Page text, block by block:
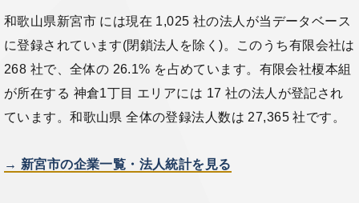
和歌山県新宮市 には現在 1,025 社の法人が当データベース
に登録されています(閉鎖法人を除く)。このうち有限会社は
268 社で、全体の 26.1% を占めています。有限会社榎本組
が所在する 神倉1丁目 エリアには 17 社の法人が登記され
ています。和歌山県 全体の登録法人数は 27,365 社です。
→ 新宮市の企業一覧・法人統計を見る